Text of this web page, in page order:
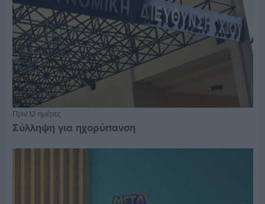
Πριν 12 ημέρες
Σύλληψη για ηχορύπανση